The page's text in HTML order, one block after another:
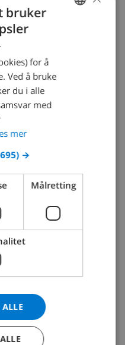
før 19:00
VILLAEN ›
Brava >
SPANISH
GERMAN
NORWEGIAN
bruker
for å
Ved å bruke
du i alle
med
mer
→
Målretting
ALLE